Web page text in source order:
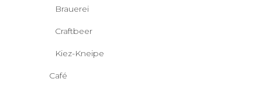
Brauerei
Craftbeer
Kiez-Kneipe
Café